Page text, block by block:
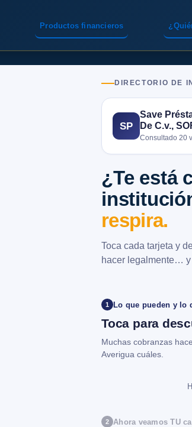
Productos financieros
DIRECTORIO DE
SP
Save
De C.v.,
Consultado 20
¿Te está
respira.
Toca cada tarjeta y
hacer legalmente… y
1 Lo que pueden y lo
Toca para
Muchas cobranzas
Averigua cuáles.
2 Ahora veamos TU